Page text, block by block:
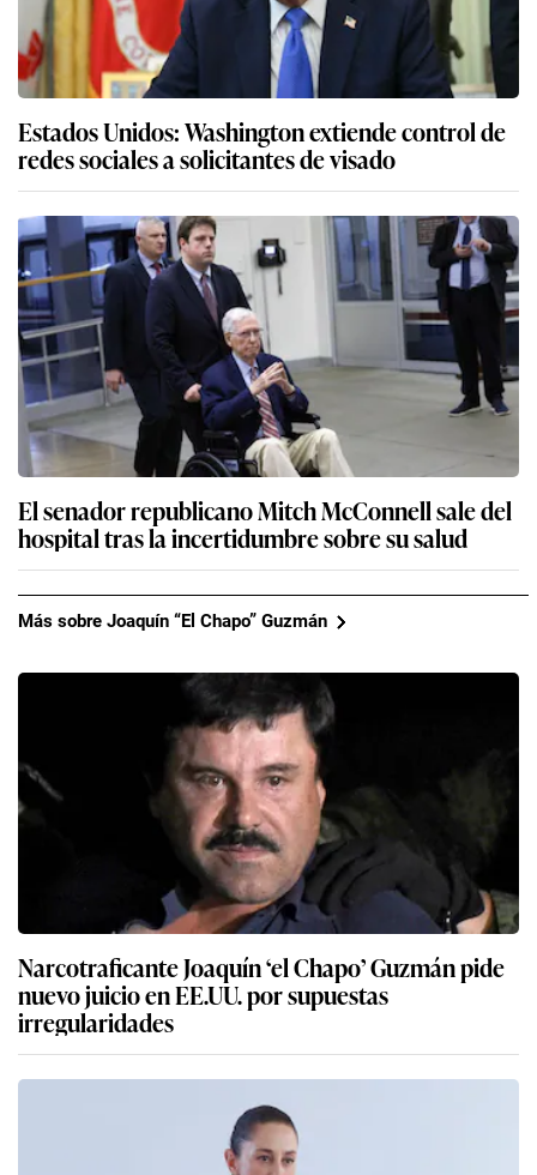
Estados Unidos: Washington extiende control de
redes sociales a solicitantes de visado
El senador republicano Mitch McConnell sale del
hospital tras la incertidumbre sobre su salud
Más sobre Joaquín “El Chapo” Guzmán
Narcotraficante Joaquín ‘el Chapo’ Guzmán pide
nuevo juicio en EE.UU. por supuestas
irregularidades